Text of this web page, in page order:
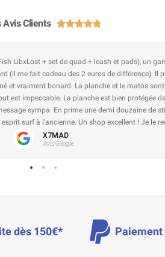
Avis Clients 
et soigné jusqu'à Nice, avec un autocolant
recommander chez vous.
Valentin L
Avis Google
dès 150€* Paiement